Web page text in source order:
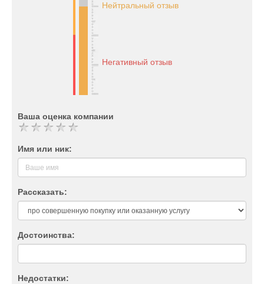
Нейтральный отзыв
Негативный отзыв
Ваша оценка компании
Имя или ник:
Рассказать:
Достоинства:
Недостатки: